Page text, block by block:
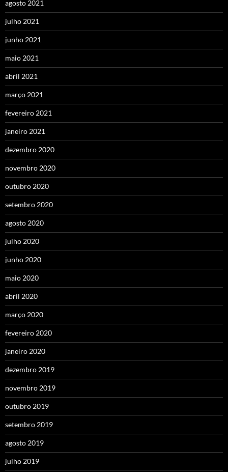
agosto 2021
julho 2021
junho 2021
maio 2021
abril 2021
março 2021
fevereiro 2021
janeiro 2021
dezembro 2020
novembro 2020
outubro 2020
setembro 2020
agosto 2020
julho 2020
junho 2020
maio 2020
abril 2020
março 2020
fevereiro 2020
janeiro 2020
dezembro 2019
novembro 2019
outubro 2019
setembro 2019
agosto 2019
julho 2019